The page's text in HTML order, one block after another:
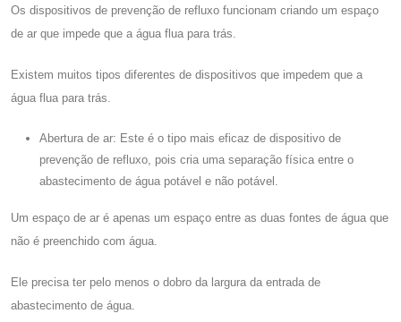
Os dispositivos de prevenção de refluxo funcionam criando um espaço
de ar que impede que a água flua para trás.
Existem muitos tipos diferentes de dispositivos que impedem que a
água flua para trás.
Abertura de ar: Este é o tipo mais eficaz de dispositivo de
prevenção de refluxo, pois cria uma separação física entre o
abastecimento de água potável e não potável.
Um espaço de ar é apenas um espaço entre as duas fontes de água que
não é preenchido com água.
Ele precisa ter pelo menos o dobro da largura da entrada de
abastecimento de água.